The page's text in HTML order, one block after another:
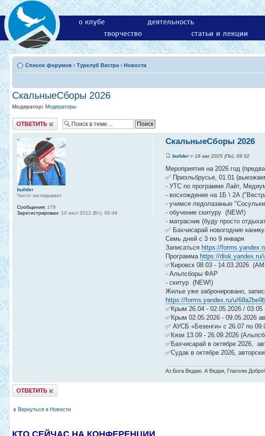
о клубе деятельность
творчество
статьи и лекции
Список форумов ‹ Турклуб Вестра ‹ Новости
СкальныеСборы 2026
Модератор: Модераторы
Ответить
СкальныеСборы 2026
builder» 18 авг 2025 (Пн), 09:32
Мероприятия на 2026 год
✅ Приэльбрусье, 01.01
- УТС по программе Лайт,
- восхождение на 1Б \ 2А
- учимся ледолазанью
- обучение скитуру (NEW!)
- матрасник (буду просто
✅ Бахчисарай новогодние
Семь дней с 3 по 9 января
Записаться https://
Программа https://disk.yandex.ru/
✅Кировск 08.03 - 14.03.2026
- Альпсборы ФАР
- скитур (NEW!)
Жилье уже забронировано,
https://forms.yandex.ru/u/
✅Крым 26.04 - 02.05.2026 /
✅Крым 02.05.2026 - 09.05.2026
✅ АУСБ «Безенги» с 26.07 по
✅Кязи 13.09 - 26.09.2026
✅Бахчисарай в октябре 2026,
✅Судак в октябре 2026,
Аз Бога Ведаю. А Ведая, Глаголю Добро!
builder
Часто заглядывает
Сообщения: 179
Зарегистрирован: 10 июл 2012 (Вт), 06:49
Ответить
Вернуться в Новости
КТО СЕЙЧАС НА КОНФЕРЕНЦИИ